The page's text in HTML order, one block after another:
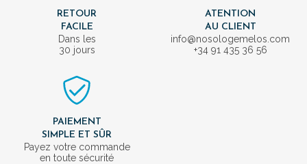
RETOUR
FACILE
Dans les
30 jours
ATENTION
AU CLIENT
info@nosologemelos.com
+34 91 435 36 56
PAIEMENT
SIMPLE ET SÛR
Payez votre commande
en toute sécurité